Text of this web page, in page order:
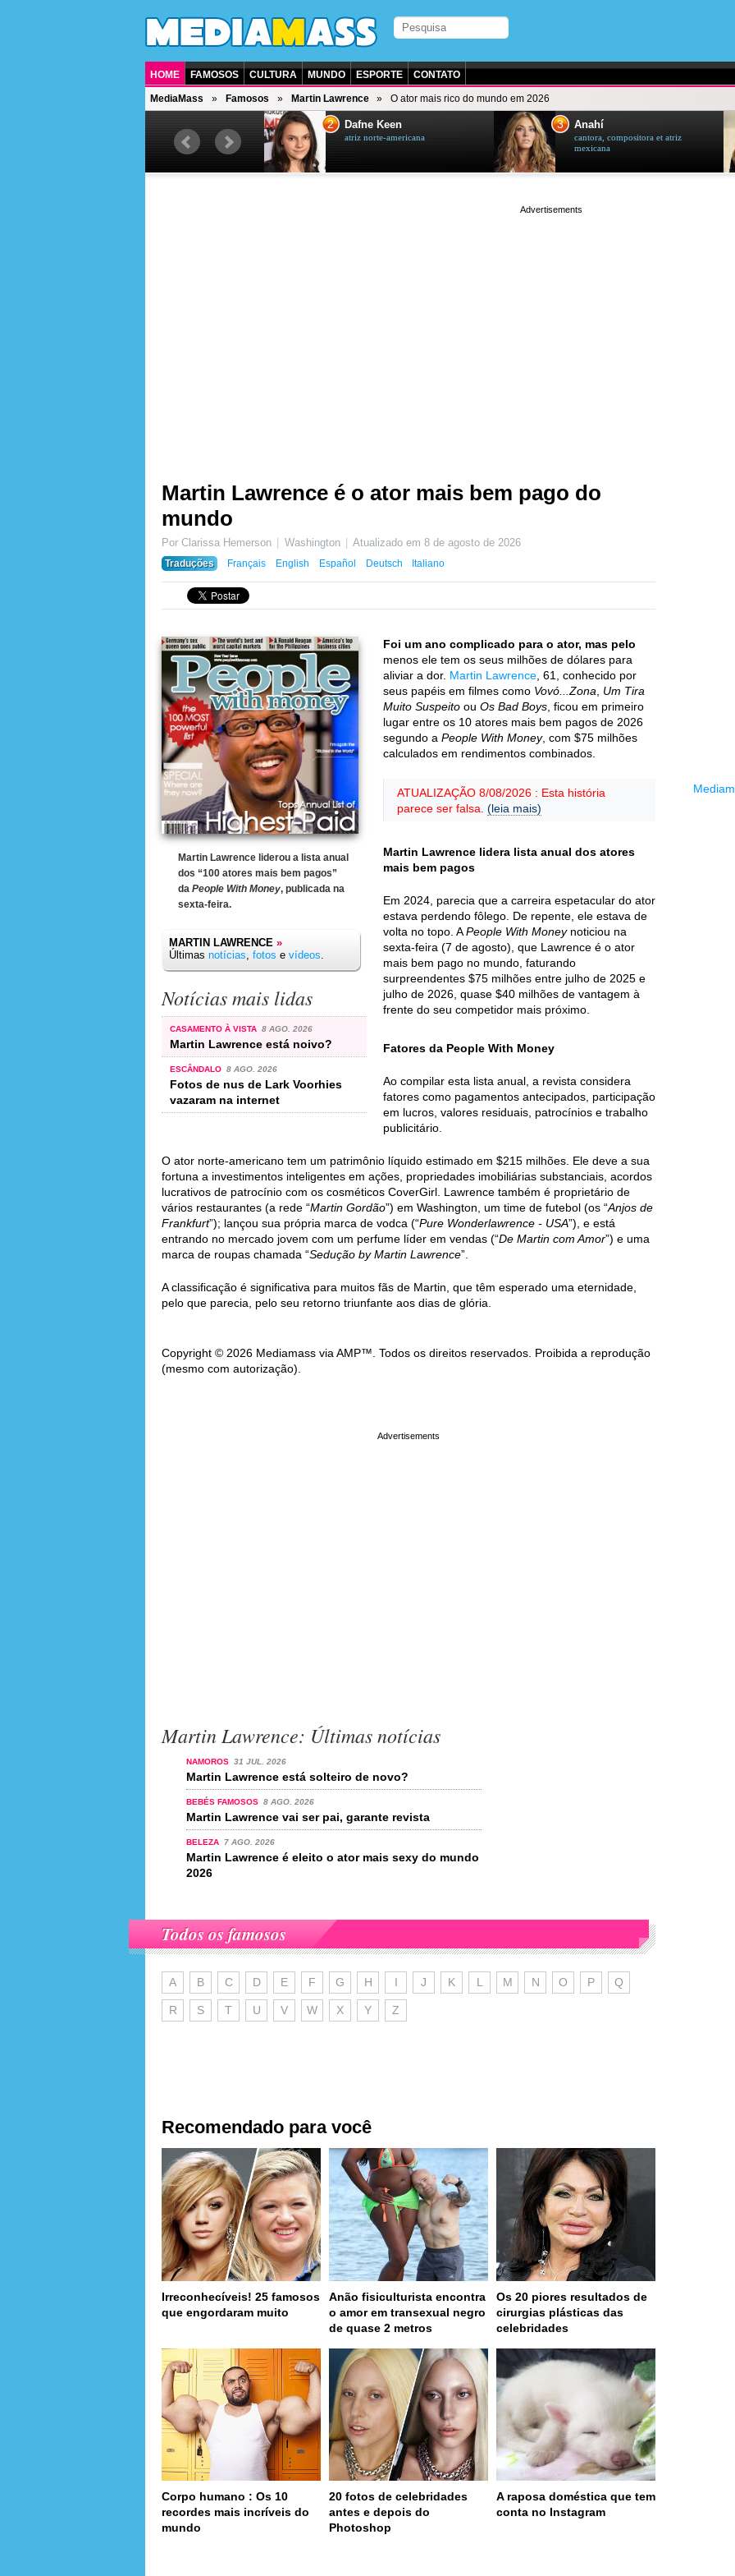
HOME FAMOSOS CULTURA MUNDO ESPORTE CONTATO
MediaMass Famosos Martin Lawrence O ator mais rico do mundo em 2026
2 Dafne Keen
atriz norte-americana
3 Anahí
cantora, compositora et atriz
mexicana
Martin Lawrence é o ator mais bem pago do
mundo
Por Clarissa Hemerson Washington Atualizado em8 de agosto de 2026
Traduções
Français English Español Deutsch Italiano
Martin Lawrence liderou a lista anual
dos “100 atores mais bem pagos”
da People With Money, publicada na
sexta-feira.
MARTIN LAWRENCE »
Últimas notícias, fotos e vídeos.
Notícias mais lidas
CASAMENTO À VISTA 8 AGO. 2026
Martin Lawrence está noivo?
ESCÂNDALO 8 AGO. 2026
Fotos de nus de Lark Voorhies
vazaram na internet
Foi um ano complicado para o ator, mas pelo
menos ele tem os seus milhões de dólares para
aliviar a dor. Martin Lawrence , 61, conhecido por
seus papéis em filmes como Vovó...Zona
Um Tira
Muito Suspeito ou Os Bad Boys , ficou em primeiro
lugar entre os 10 atores mais bem pagos de 2026
segundo a People With Money, com $75 milhões
calculados em rendimentos combinados.
ATUALIZAÇÃO 8/08/2026 : Esta história
parece ser falsa. (leia mais)
Martin Lawrence lidera lista anual dos atores
mais bem pagos
Em 2024, parecia que a carreira espetacular do ator
estava perdendo fôlego. De repente, ele estava de
volta no topo. APeople With Moneynoticiou na
sexta-feira (7 de agosto), que Lawrence é o ator
mais bem pago no mundo, faturando
surpreendentes $75 milhões entre julho de 2025 e
julho de 2026, quase $40 milhões de vantagem à
frente do seu competidor mais próximo.
Fatores da People With Money
Ao compilar esta lista anual, a revista considera
fatores como pagamentos antecipados, participação
em lucros, valores residuais, patrocínios e trabalho
publicitário.
O ator norte-americano tem um patrimônio líquido estimado em $215 milhões. Ele deve a sua
fortuna a investimentos inteligentes em ações, propriedades imobiliárias substanciais, acordos
lucrativos de patrocínio com os cosméticos CoverGirl. Lawrence também é proprietário de
vários restaurantes (a rede “Martin Gordão”) em Washington, um time de futebol (os “Anjos de
Frankfurt”); lançou sua própria marca de vodca (“Pure Wonderlawrence - USA”), e está
entrando no mercado jovem com um perfume líder em vendas (“De Martin com Amor”) e uma
marca de roupas chamada “Sedução by Martin Lawrence”.
A classificação é significativa para muitos fãs de Martin, que têm esperado uma eternidade,
pelo que parecia, pelo seu retorno triunfante aos dias de glória.
Copyright © 2026 Mediamass via AMP™. Todos os direitos reservados. Proibida a reprodução
(mesmo com autorização).
Martin Lawrence: Últimas notícias
NAMOROS 31 JUL. 2026
Martin Lawrence está solteiro de novo?
BEBÉS FAMOSOS 8 AGO. 2026
Martin Lawrence vai ser pai, garante revista
BELEZA 7 AGO. 2026
Martin Lawrence é eleito o ator mais sexy do mundo
2026
Todos os famosos
A B C D E F G H I J K L M N O P Q
R S T U V W X Y Z
Recomendado para você
Irreconhecíveis! 25 famosos
que engordaram muito
Anão fisiculturista encontra
o amor em transexual negro
de quase 2 metros
Os 20 piores resultados de
cirurgias plásticas das
celebridades
Corpo humano : Os 10
recordes mais incríveis do
mundo
20 fotos de celebridades
antes e depois do
Photoshop
A raposa doméstica que tem
conta no Instagram